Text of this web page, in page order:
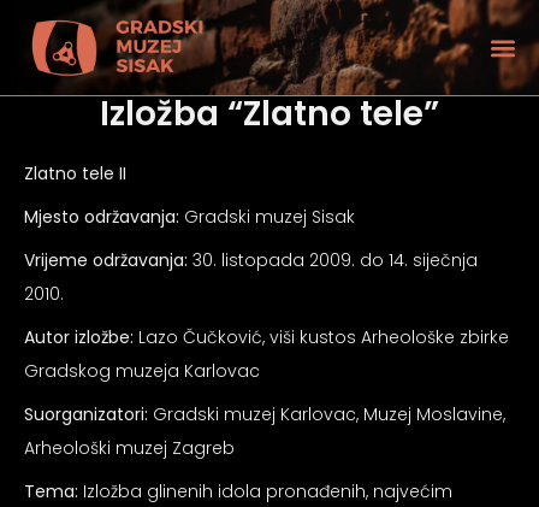
Izložba “Zlatno tele”
Zlatno tele II
Mjesto održavanja: Gradski muzej Sisak
Vrijeme održavanja: 30. listopada 2009. do 14. siječnja
2010.
Autor izložbe: Lazo Čučković, viši kustos Arheološke zbirke
Gradskog muzeja Karlovac
Suorganizatori: Gradski muzej Karlovac, Muzej Moslavine,
Arheološki muzej Zagreb
Tema: Izložba glinenih idola pronađenih, najvećim